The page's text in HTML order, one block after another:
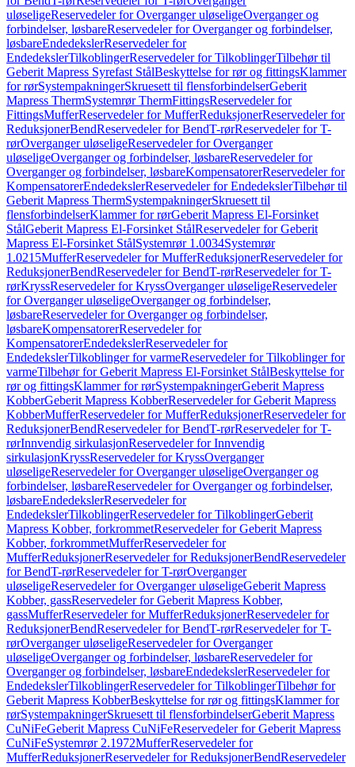
uløseligeReservedeler for Overganger uløseligeOverganger og
forbindelser, løsbareReservedeler for Overganger og forbindelser,
løsbareEndedekslerReservedeler for
EndedekslerTilkoblingerReservedeler for TilkoblingerTilbehør til
Geberit Mapress Syrefast StålBeskyttelse for rør og fittingsKlammer
for rørSystempakningerSkruesett til flensforbindelserGeberit
Mapress ThermSystemrør ThermFittingsReservedeler for
FittingsMufferReservedeler for MufferReduksjonerReservedeler for
ReduksjonerBendReservedeler for BendT-rørReservedeler for T-
rørOverganger uløseligeReservedeler for Overganger
uløseligeOverganger og forbindelser, løsbareReservedeler for
Overganger og forbindelser, løsbareKompensatorerReservedeler for
KompensatorerEndedekslerReservedeler for EndedekslerTilbehør til
Geberit Mapress ThermSystempakningerSkruesett til
flensforbindelserKlammer for rørGeberit Mapress El-Forsinket
StålGeberit Mapress El-Forsinket StålReservedeler for Geberit
Mapress El-Forsinket StålSystemrør 1.0034Systemrør
1.0215MufferReservedeler for MufferReduksjonerReservedeler for
ReduksjonerBendReservedeler for BendT-rørReservedeler for T-
rørKryssReservedeler for KryssOverganger uløseligeReservedeler
for Overganger uløseligeOverganger og forbindelser,
løsbareReservedeler for Overganger og forbindelser,
løsbareKompensatorerReservedeler for
KompensatorerEndedekslerReservedeler for
EndedekslerTilkoblinger for varmeReservedeler for Tilkoblinger for
varmeTilbehør for Geberit Mapress El-Forsinket StålBeskyttelse for
rør og fittingsKlammer for rørSystempakningerGeberit Mapress
KobberGeberit Mapress KobberReservedeler for Geberit Mapress
KobberMufferReservedeler for MufferReduksjonerReservedeler for
ReduksjonerBendReservedeler for BendT-rørReservedeler for T-
rørInnvendig sirkulasjonReservedeler for Innvendig
sirkulasjonKryssReservedeler for KryssOverganger
uløseligeReservedeler for Overganger uløseligeOverganger og
forbindelser, løsbareReservedeler for Overganger og forbindelser,
løsbareEndedekslerReservedeler for
EndedekslerTilkoblingerReservedeler for TilkoblingerGeberit
Mapress Kobber, forkrommetReservedeler for Geberit Mapress
Kobber, forkrommetMufferReservedeler for
MufferReduksjonerReservedeler for ReduksjonerBendReservedeler
for BendT-rørReservedeler for T-rørOverganger
uløseligeReservedeler for Overganger uløseligeGeberit Mapress
Kobber, gassReservedeler for Geberit Mapress Kobber,
gassMufferReservedeler for MufferReduksjonerReservedeler for
ReduksjonerBendReservedeler for BendT-rørReservedeler for T-
rørOverganger uløseligeReservedeler for Overganger
uløseligeOverganger og forbindelser, løsbareReservedeler for
Overganger og forbindelser, løsbareEndedekslerReservedeler for
EndedekslerTilkoblingerReservedeler for TilkoblingerTilbehør for
Geberit Mapress KobberBeskyttelse for rør og fittingsKlammer for
rørSystempakningerSkruesett til flensforbindelserGeberit Mapress
CuNiFeGeberit Mapress CuNiFeReservedeler for Geberit Mapress
CuNiFeSystemrør 2.1972MufferReservedeler for
MufferReduksjonerReservedeler for ReduksjonerBendReservedeler